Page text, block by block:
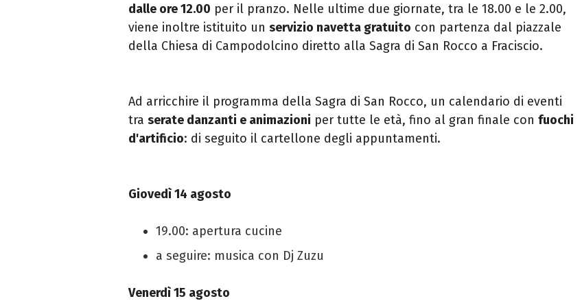
dalle ore 12.00 per il pranzo. Nelle ultime due giornate, tra le 18.00 e le 2.00,
viene inoltre istituito un servizio navetta gratuito con partenza dal piazzale
della Chiesa di Campodolcino diretto alla Sagra di San Rocco a Fraciscio.
Ad arricchire il programma della Sagra di San Rocco, un calendario di eventi
tra serate danzanti e animazioni per tutte le età, fino al gran finale con fuochi
d'artificio: di seguito il cartellone degli appuntamenti.
Giovedì 14 agosto
19.00: apertura cucine
a seguire: musica con Dj Zuzu
Venerdì 15 agosto